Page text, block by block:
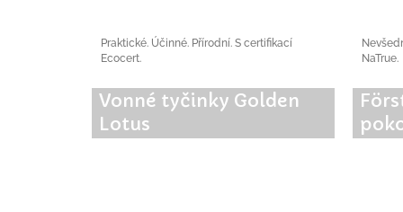
Praktické. Účinné. Přírodní. S certifikací
Ecocert.
NaTrue.
Vonné tyčinky Golden
Lotus